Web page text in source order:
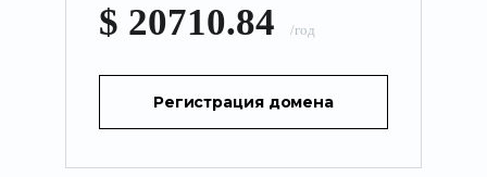
$ 20710.84 /год
Регистрация домена